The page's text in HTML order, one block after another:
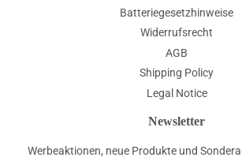
Batteriegesetzhinweise
Widerrufsrecht
AGB
Shipping Policy
Legal Notice
Newsletter
Werbeaktionen, neue Produkte und